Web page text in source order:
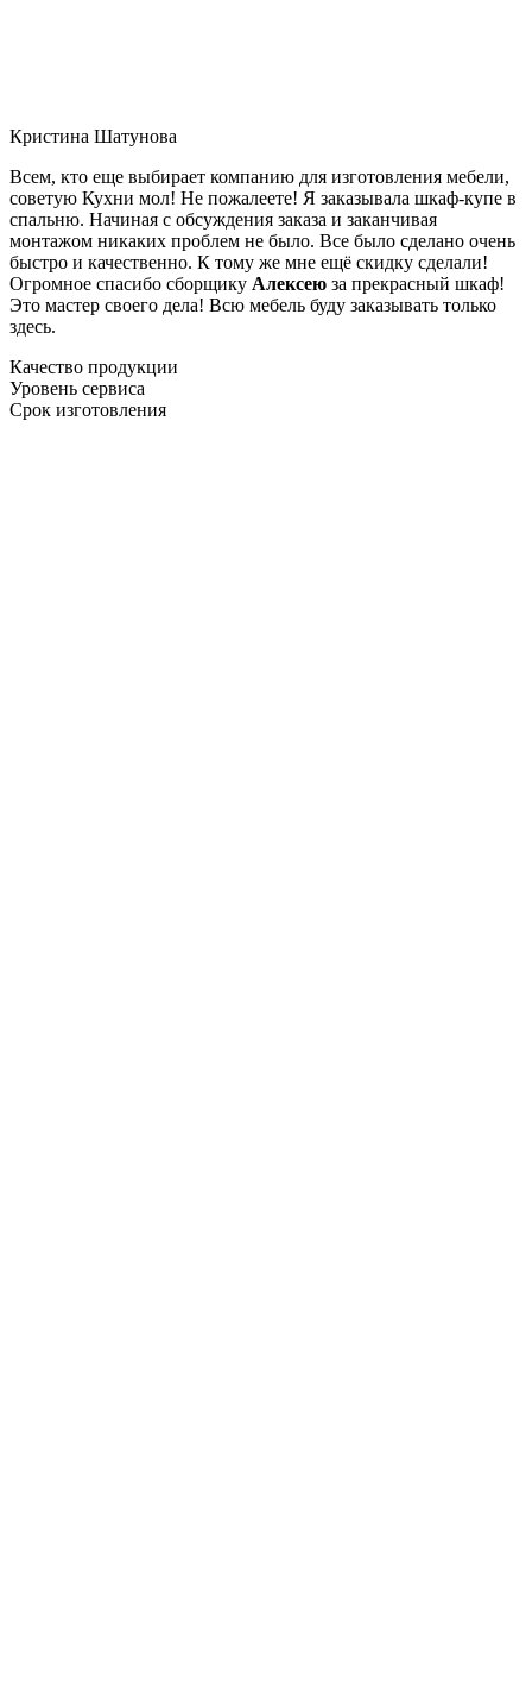
Кристина Шатунова
Всем, кто еще выбирает компанию для изготовления мебели,
советую Кухни мол! Не пожалеете! Я заказывала шкаф-купе в
спальню. Начиная с обсуждения заказа и заканчивая
монтажом никаких проблем не было. Все было сделано очень
быстро и качественно. К тому же мне ещё скидку сделали!
Огромное спасибо сборщику Алексею за прекрасный шкаф!
Это мастер своего дела! Всю мебель буду заказывать только
здесь.
Качество продукции
Уровень сервиса
Срок изготовления